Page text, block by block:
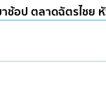
ช้อป ตลาดฉัตรไชย